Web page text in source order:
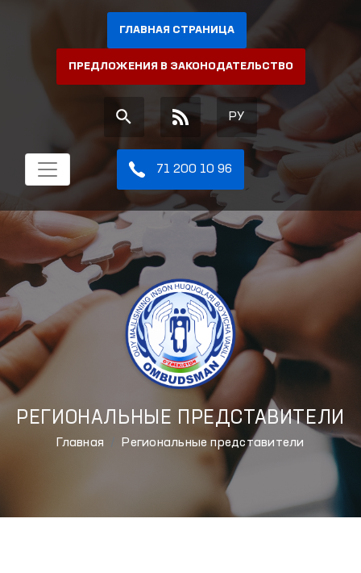
ГЛАВНАЯ СТРАНИЦА
ПРЕДЛОЖЕНИЯ В ЗАКОНОДАТЕЛЬСТВО
РУ
71 200 10 96
РЕГИОНАЛЬНЫЕ ПРЕДСТАВИТЕЛИ
Главная Региональные представители